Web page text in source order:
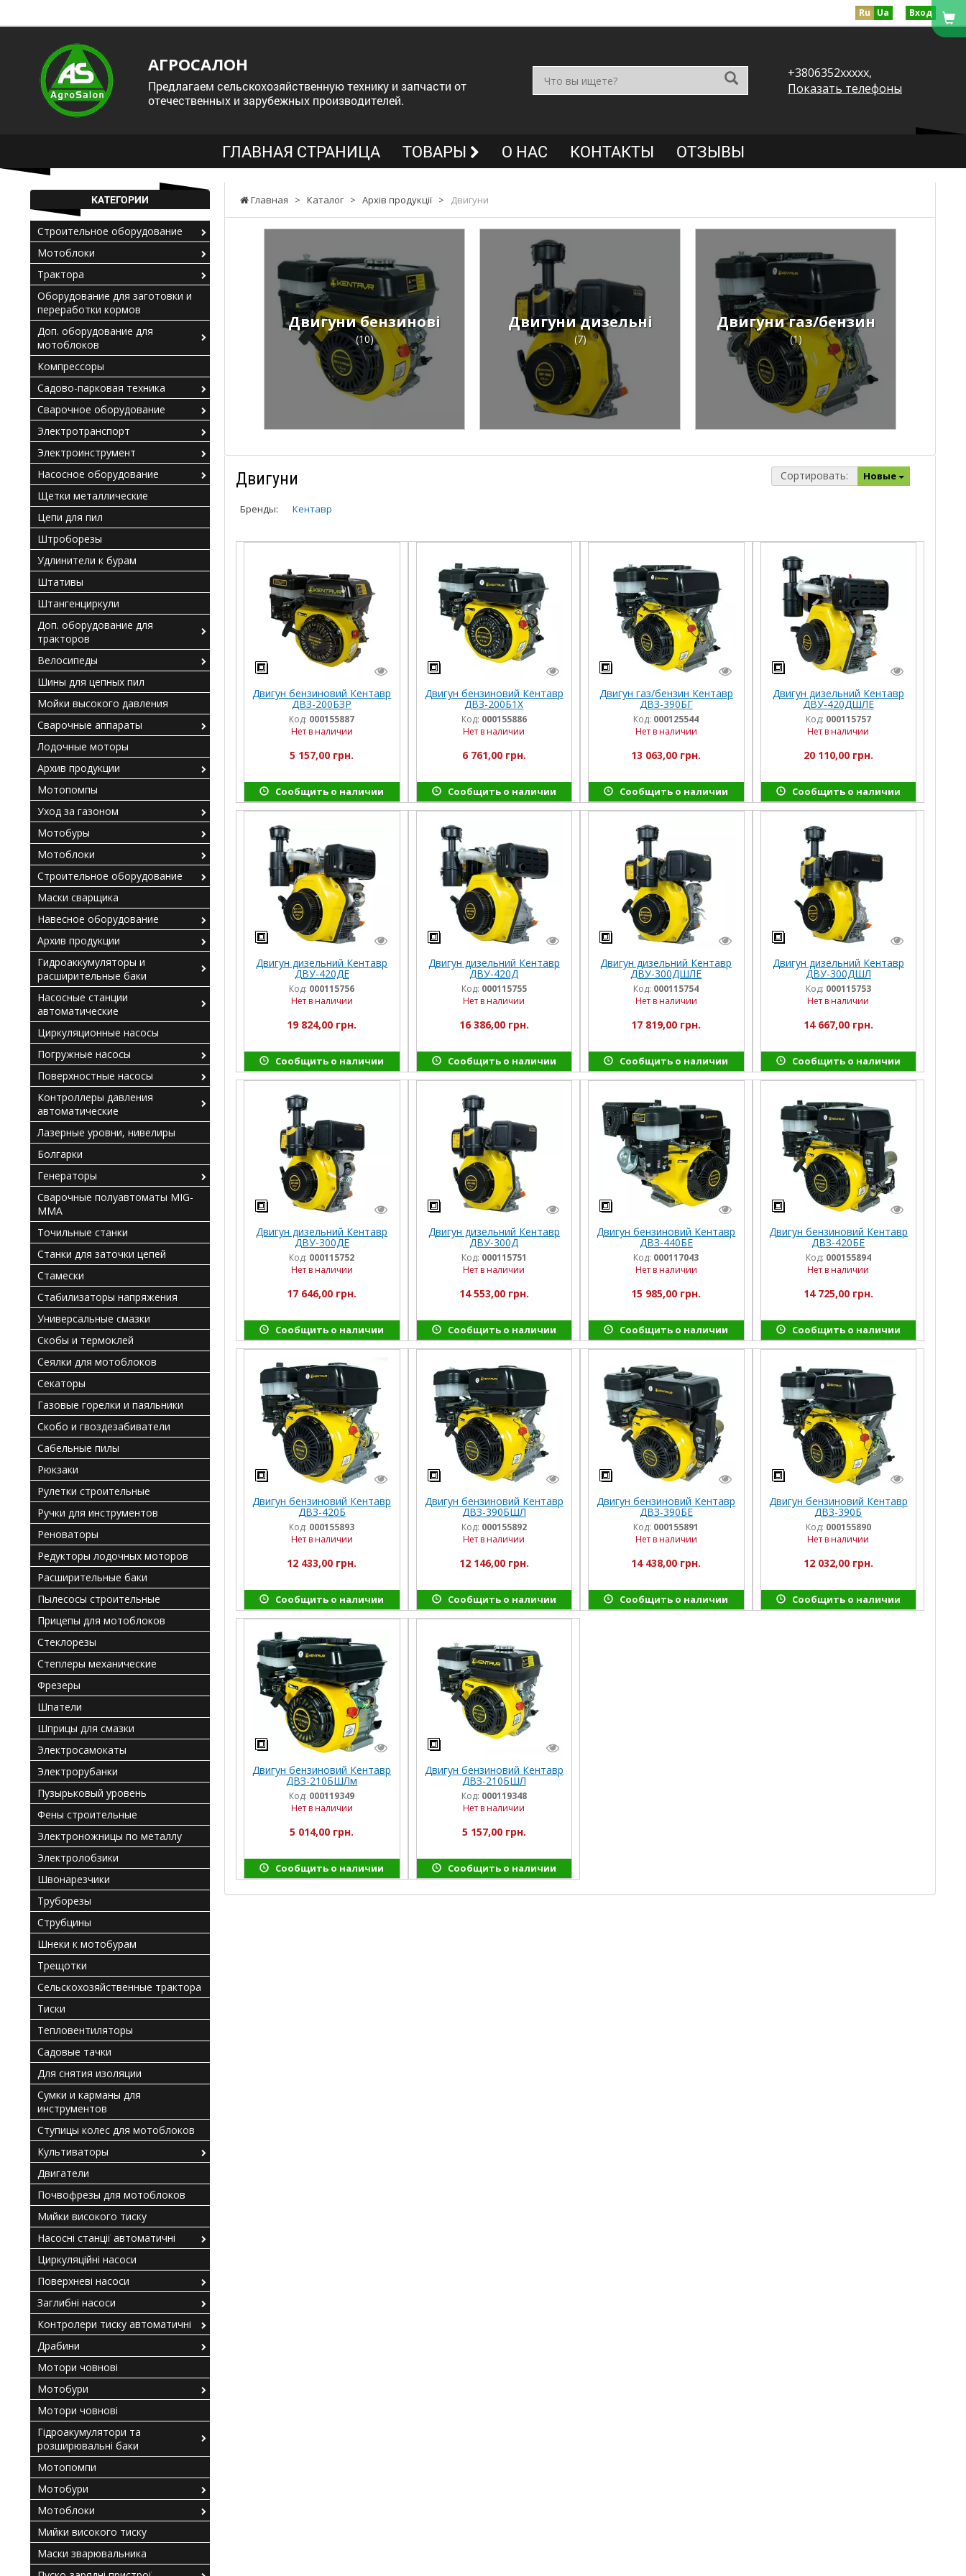
Ru Ua Вход
АГРОСАЛОН
Предлагаем сельскохозяйственную технику и запчасти от
отечественных и зарубежных производителей.
+3806352xxxxx,
Показать телефоны
ГЛАВНАЯ СТРАНИЦА ТОВАРЫ О НАС КОНТАКТЫ ОТЗЫВЫ
Главная > Каталог > Архів продукції > Двигуни
Двигуни бензинові
(10)
Двигуни дизельні
(7)
Двигуни газ/бензин
(1)
Двигуни Сортировать: Новые
Бренды: Кентавр
Двигун бензиновий Кентавр
ДВЗ-200БЗР
Код: 000155887
Нет в наличии
5 157,00 грн.
Сообщить о наличии
Двигун бензиновий Кентавр
ДВЗ-200Б1Х
Код: 000155886
Нет в наличии
6 761,00 грн.
Сообщить о наличии
Двигун газ/бензин Кентавр
ДВЗ-390БГ
Код: 000125544
Нет в наличии
13 063,00 грн.
Сообщить о наличии
Двигун дизельний Кентавр
ДВУ-420ДШЛЕ
Код: 000115757
Нет в наличии
20 110,00 грн.
Сообщить о наличии
Двигун дизельний Кентавр
ДВУ-420ДЕ
Код: 000115756
Нет в наличии
19 824,00 грн.
Сообщить о наличии
Двигун дизельний Кентавр
ДВУ-420Д
Код: 000115755
Нет в наличии
16 386,00 грн.
Сообщить о наличии
Двигун дизельний Кентавр
ДВУ-300ДШЛЕ
Код: 000115754
Нет в наличии
17 819,00 грн.
Сообщить о наличии
Двигун дизельний Кентавр
ДВУ-300ДШЛ
Код: 000115753
Нет в наличии
14 667,00 грн.
Сообщить о наличии
Двигун дизельний Кентавр
ДВУ-300ДЕ
Код: 000115752
Нет в наличии
17 646,00 грн.
Сообщить о наличии
Двигун дизельний Кентавр
ДВУ-300Д
Код: 000115751
Нет в наличии
14 553,00 грн.
Сообщить о наличии
Двигун бензиновий Кентавр
ДВЗ-440БЕ
Код: 000117043
Нет в наличии
15 985,00 грн.
Сообщить о наличии
Двигун бензиновий Кентавр
ДВЗ-420БЕ
Код: 000155894
Нет в наличии
14 725,00 грн.
Сообщить о наличии
Двигун бензиновий Кентавр
ДВЗ-420Б
Код: 000155893
Нет в наличии
12 433,00 грн.
Сообщить о наличии
Двигун бензиновий Кентавр
ДВЗ-390БШЛ
Код: 000155892
Нет в наличии
12 146,00 грн.
Сообщить о наличии
Двигун бензиновий Кентавр
ДВЗ-390БЕ
Код: 000155891
Нет в наличии
14 438,00 грн.
Сообщить о наличии
Двигун бензиновий Кентавр
ДВЗ-390Б
Код: 000155890
Нет в наличии
12 032,00 грн.
Сообщить о наличии
Двигун бензиновий Кентавр
ДВЗ-210БШЛм
Код: 000119349
Нет в наличии
5 014,00 грн.
Сообщить о наличии
Двигун бензиновий Кентавр
ДВЗ-210БШЛ
Код: 000119348
Нет в наличии
5 157,00 грн.
Сообщить о наличии
КАТЕГОРИИ
Строительное оборудование
Мотоблоки
Трактора
Оборудование для заготовки и
переработки кормов
Доп. оборудование для
мотоблоков
Компрессоры
Садово-парковая техника
Сварочное оборудование
Электротранспорт
Электроинструмент
Насосное оборудование
Щетки металлические
Цепи для пил
Штроборезы
Удлинители к бурам
Штативы
Штангенциркули
Доп. оборудование для
тракторов
Велосипеды
Шины для цепных пил
Мойки высокого давления
Сварочные аппараты
Лодочные моторы
Архив продукции
Мотопомпы
Уход за газоном
Мотобуры
Мотоблоки
Строительное оборудование
Маски сварщика
Навесное оборудование
Архив продукции
Гидроаккумуляторы и
расширительные баки
Насосные станции
автоматические
Циркуляционные насосы
Погружные насосы
Поверхностные насосы
Контроллеры давления
автоматические
Лазерные уровни, нивелиры
Болгарки
Генераторы
Сварочные полуавтоматы MIG-
MMA
Точильные станки
Станки для заточки цепей
Стамески
Стабилизаторы напряжения
Универсальные смазки
Скобы и термоклей
Сеялки для мотоблоков
Секаторы
Газовые горелки и паяльники
Скобо и гвоздезабиватели
Сабельные пилы
Рюкзаки
Рулетки строительные
Ручки для инструментов
Реноваторы
Редукторы лодочных моторов
Расширительные баки
Пылесосы строительные
Прицепы для мотоблоков
Стеклорезы
Степлеры механические
Фрезеры
Шпатели
Шприцы для смазки
Электросамокаты
Электрорубанки
Пузырьковый уровень
Фены строительные
Электроножницы по металлу
Электролобзики
Швонарезчики
Труборезы
Струбцины
Шнеки к мотобурам
Трещотки
Сельскохозяйственные трактора
Тиски
Тепловентиляторы
Садовые тачки
Для снятия изоляции
Сумки и карманы для
инструментов
Ступицы колес для мотоблоков
Культиваторы
Двигатели
Почвофрезы для мотоблоков
Мийки високого тиску
Насосні станції автоматичні
Циркуляційні насоси
Поверхневі насоси
Заглибні насоси
Контролери тиску автоматичні
Драбини
Мотори човнові
Мотобури
Мотори човнові
Гідроакумулятори та
розширювальні баки
Мотопомпи
Мотобури
Мотоблоки
Мийки високого тиску
Маски зварювальника